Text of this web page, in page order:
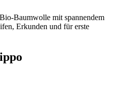
Baumwolle mit spannendem
Erkunden und für erste